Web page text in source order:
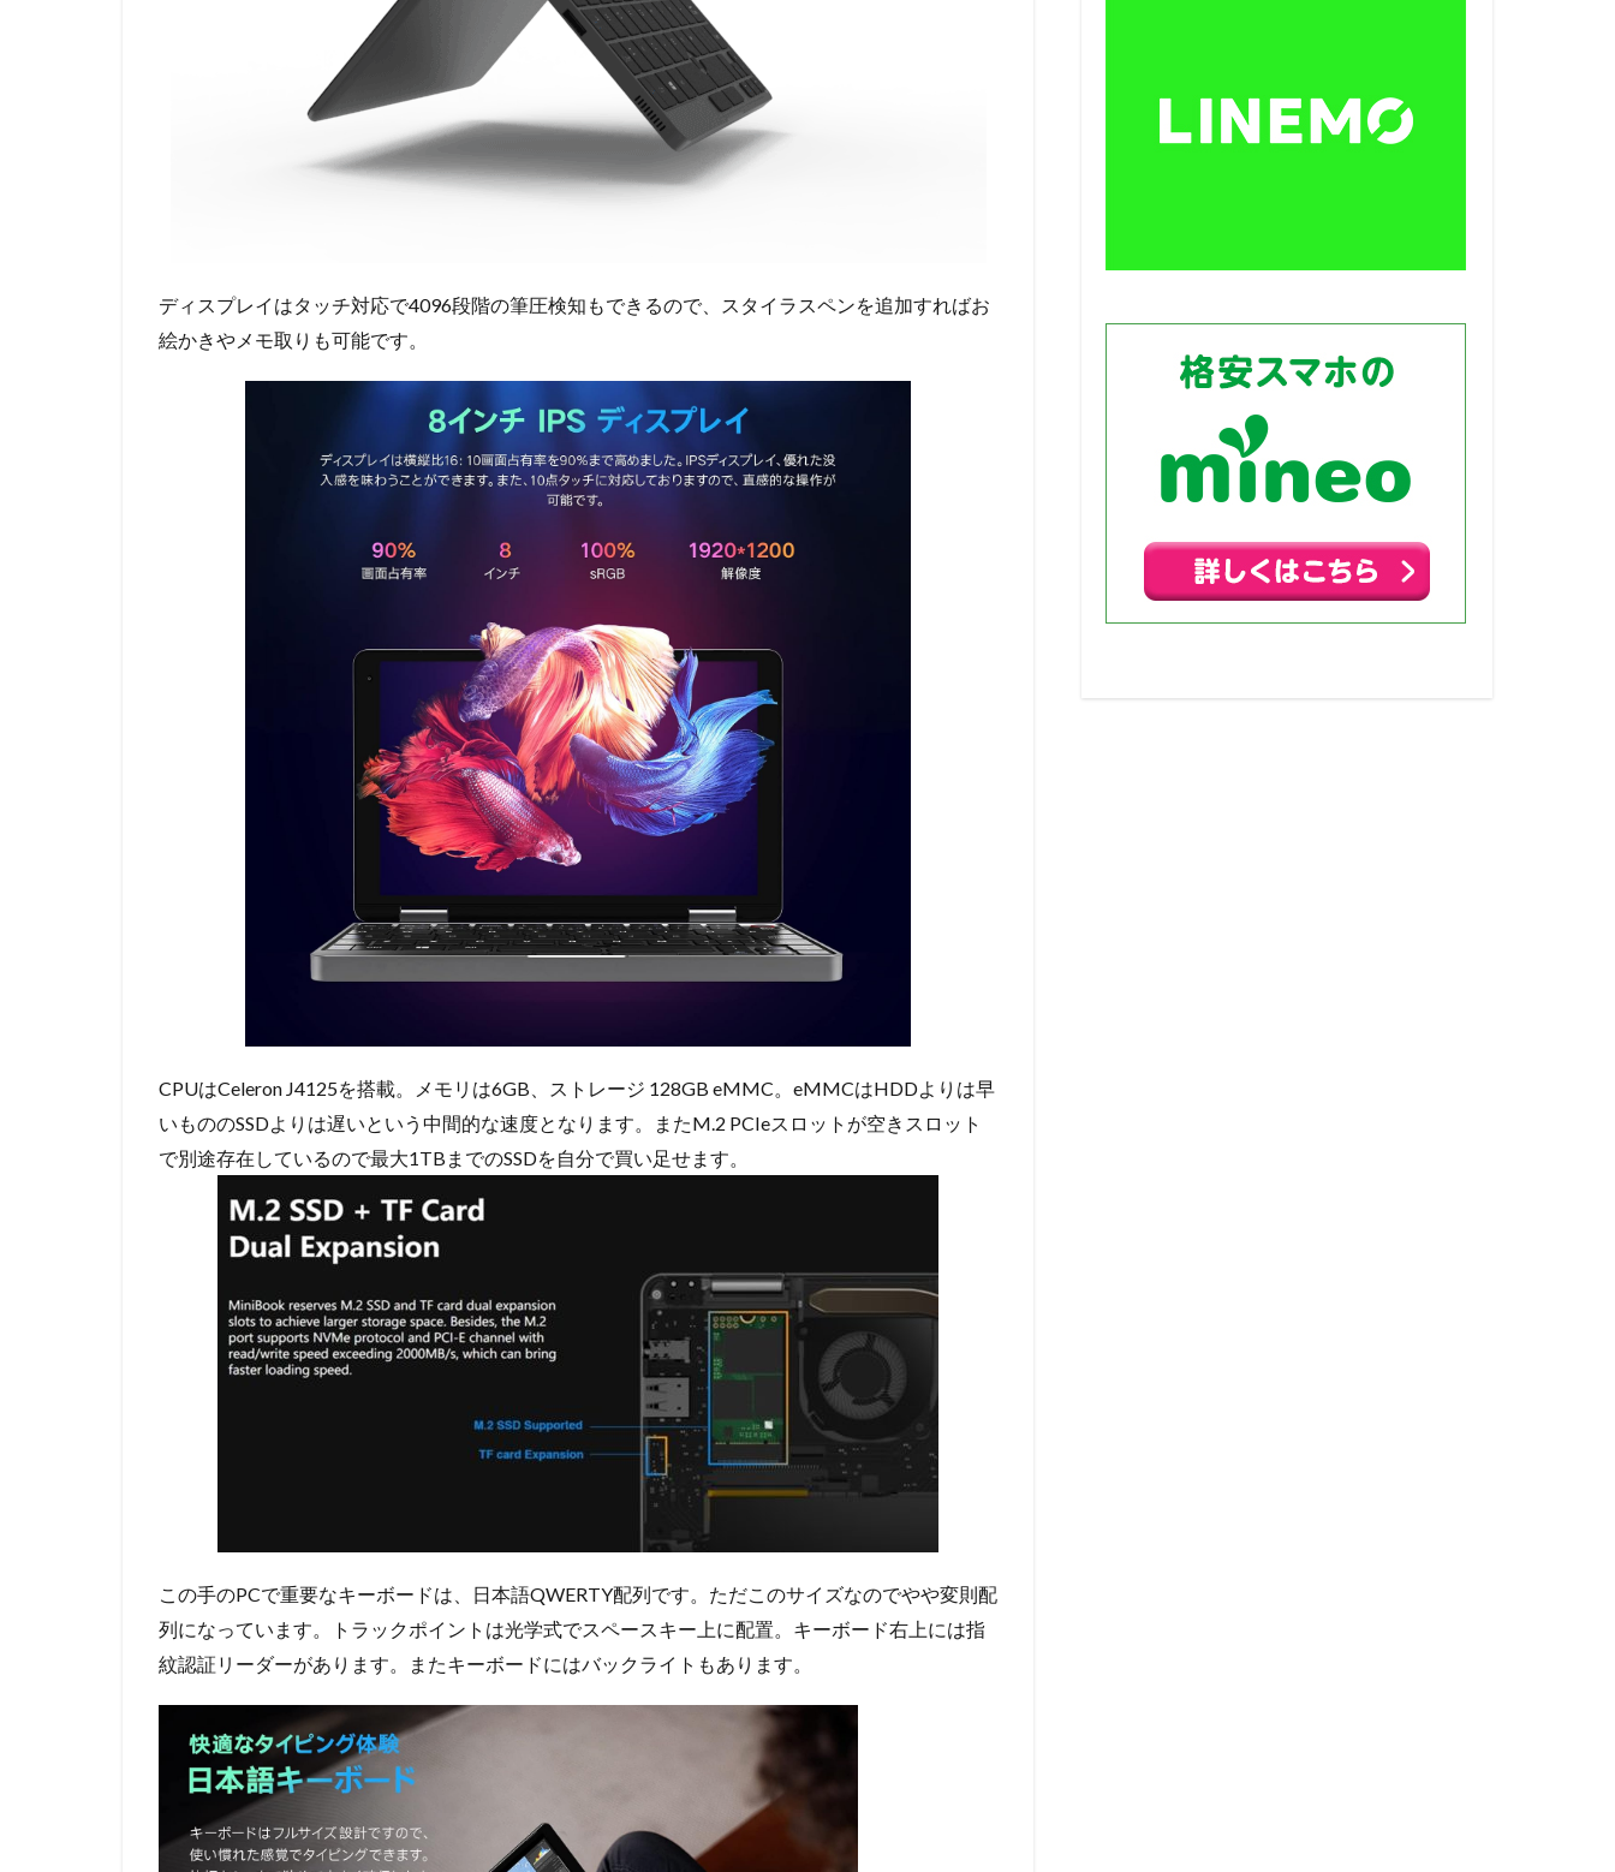
ディスプレイはタッチ対応で4096段階の筆圧検知もできるので、スタイラスペンを追加すればお
絵かきやメモ取りも可能です。
CPUはCeleron J4125を搭載。メモリは6GB、ストレージ 128GB eMMC。eMMCはHDDよりは早
いもののSSDよりは遅いという中間的な速度となります。またM.2 PCIeスロットが空きスロット
で別途存在しているので最大1TBまでのSSDを自分で買い足せます。
この手のPCで重要なキーボードは、日本語QWERTY配列です。ただこのサイズなのでやや変則配
列になっています。トラックポイントは光学式でスペースキー上に配置。キーボード右上には指
紋認証リーダーがあります。またキーボードにはバックライトもあります。